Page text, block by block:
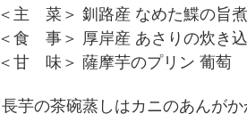
＜主 菜＞ 釧路産 なめた鰈の
＜食 事＞ 厚岸産 あさりの炊
＜甘 味＞ 薩摩芋のプリン 葡萄
長芋の茶碗蒸しはカニのあんが